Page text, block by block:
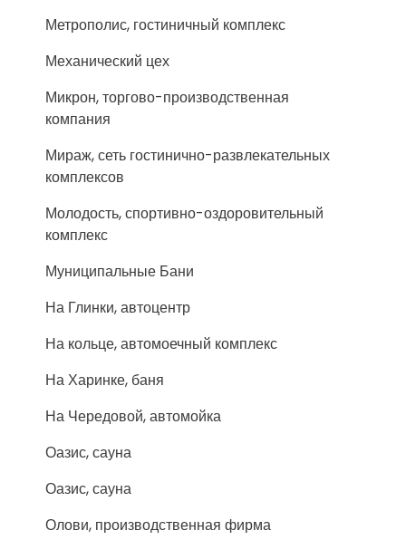
Метрополис, гостиничный комплекс
Механический цех
Микрон, торгово-производственная
компания
Мираж, сеть гостинично-развлекательных
комплексов
Молодость, спортивно-оздоровительный
комплекс
Муниципальные Бани
На Глинки, автоцентр
На кольце, автомоечный комплекс
На Харинке, баня
На Чередовой, автомойка
Оазис, сауна
Оазис, сауна
Олови, производственная фирма